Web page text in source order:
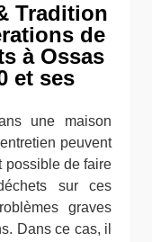
Tradition
de
à Ossas
et ses
une maison
peuvent
possible de faire
sur ces
graves
Dans ce cas, il